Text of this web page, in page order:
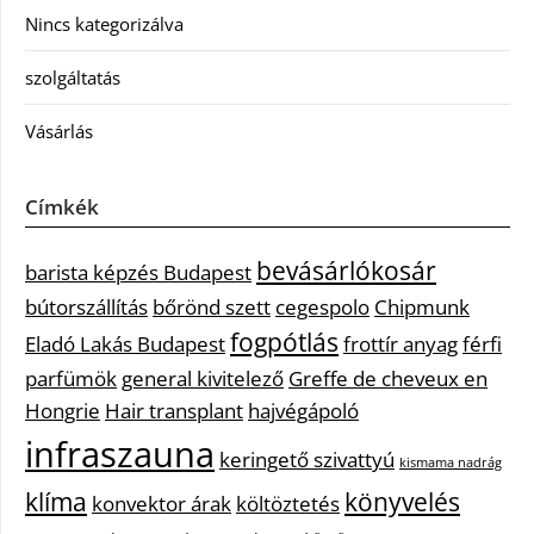
Nincs kategorizálva
szolgáltatás
Vásárlás
Címkék
barista képzés Budapest bevásárlókosár
bútorszállítás bőrönd szett cegespolo Chipmunk
Eladó Lakás Budapestfogpótlás frottír anyagférfi
parfümök general kivitelező Greffe de cheveux en
Hongrie Hair transplant hajvégápoló
infraszauna keringető szivattyú kismama nadrág
klíma konvektor árak költöztetés könyvelés